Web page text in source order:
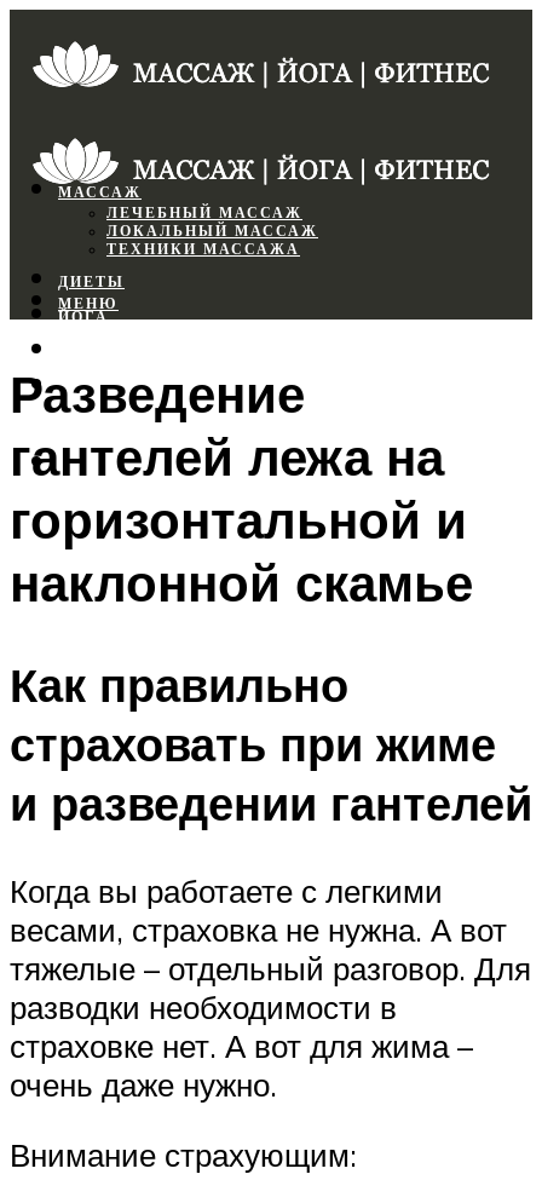
МАССАЖ
ЛЕЧЕБНЫЙ МАССАЖ
ЛОКАЛЬНЫЙ МАССАЖ
ТЕХНИКИ МАССАЖА
ДИЕТЫ
ЙОГА
ФИТНЕС
МЕНЮ
МЕНЮ
Разведение
гантелей лежа на
горизонтальной и
наклонной скамье
Как правильно
страховать при жиме
и разведении гантелей
Когда вы работаете с легкими
весами, страховка не нужна. А вот
тяжелые – отдельный разговор. Для
разводки необходимости в
страховке нет. А вот для жима –
очень даже нужно.
Внимание страхующим: